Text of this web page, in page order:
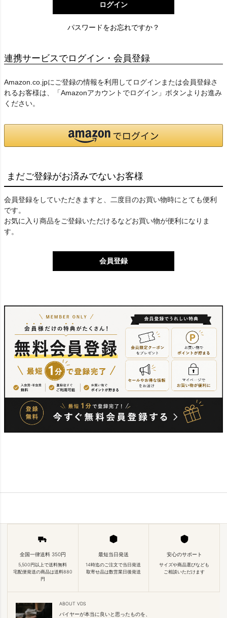
ログイン
パスワードをお忘れですか？
連携サービスでログイン・会員登録
Amazon.co.jpにご登録の情報を利用してログインまたは会員登録さ
れるお客様は、「Amazonアカウントでログイン」ボタンよりお進み
ください。
まだご登録がお済みでないお客様
会員登録をしていただきますと、二度目のお買い物時にとても便利
です。
お気に入り商品をご登録いただけるなどお買い物が便利になりま
す。
会員登録
全国一律送料 350円
5,500円以上で送料無料
宅配便発送の商品は送料880
円
最短当日発送
14時迄のご注文で当日発送
取寄せ品は数営業日後発送
安心のサポート
サイズや商品選びなども
ご相談いただけます
ABOUT VDS
バイヤーが本当に良いと思ったものを、